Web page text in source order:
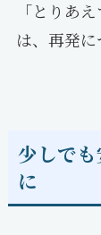
「とりあ
は、再発に
少しで
に